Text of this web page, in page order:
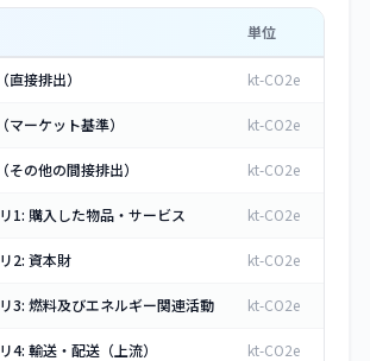
単位
接排出） kt-CO2e
ーケット基準） kt-CO2e
の他の間接排出） kt-CO2e
1: 購入した物品・サービス kt-CO2e
2: 資本財 kt-CO2e
3: 燃料及びエネルギー関連活動 kt-CO2e
4: 輸送・配送（上流） kt-CO2e